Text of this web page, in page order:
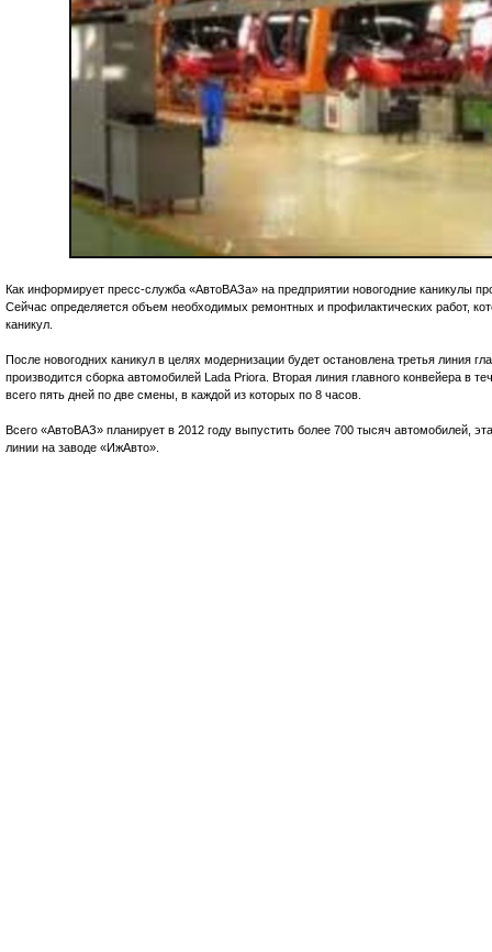
Как информирует пресс-служба «АвтоВАЗа» на предприятии новогодние каникулы
Сейчас определяется объем необходимых ремонтных и профилактических работ,
каникул.
После новогодних каникул в целях модернизации будет остановлена третья линия
производится сборка автомобилей Lada Priora. Вторая линия главного конвейера в
всего пять дней по две смены, в каждой из которых по 8 часов.
Всего «АвтоВАЗ» планирует в 2012 году выпустить более 700 тысяч автомобилей,
линии на заводе «ИжАвто».